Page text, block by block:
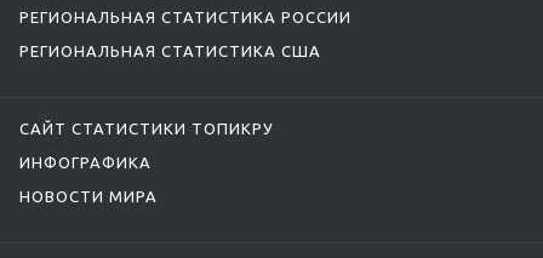
РЕГИОНАЛЬНАЯ СТАТИСТИКА РОССИИ
РЕГИОНАЛЬНАЯ СТАТИСТИКА США
САЙТ СТАТИСТИКИ ТОПИКРУ
ИНФОГРАФИКА
НОВОСТИ МИРА